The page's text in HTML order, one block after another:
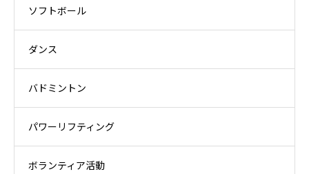
ソフトボール
ダンス
バドミントン
パワーリフティング
ボランティア活動